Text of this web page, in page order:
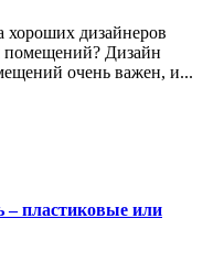
дизайнеров
помещений? Дизайн
очень важен, и...
пластиковые или